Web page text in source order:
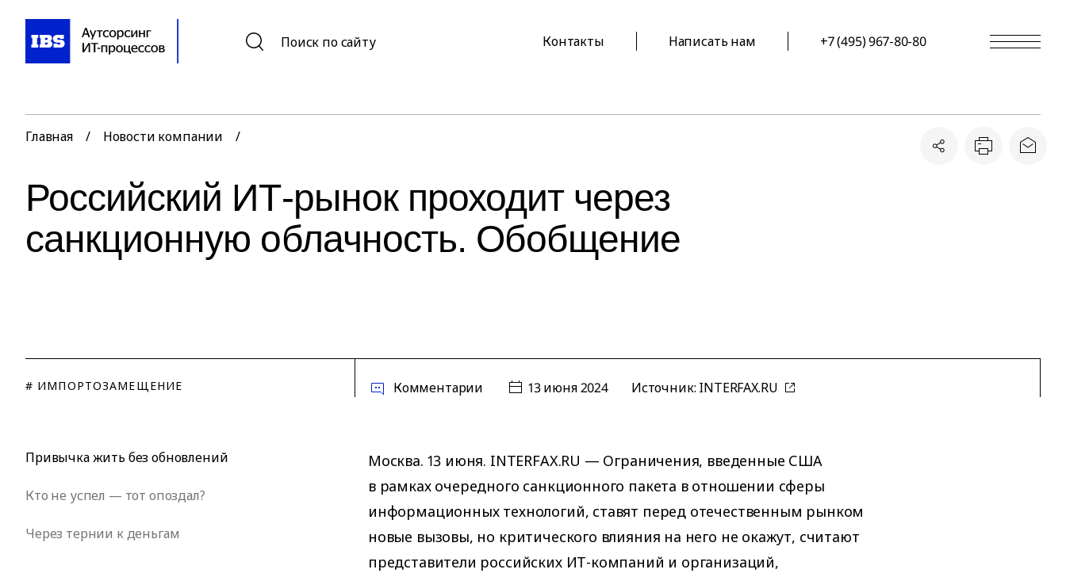
Поиск по сайту Контакты Написать нам +7 (495) 967-80-80
Главная / Новости компании /
Российский ИТ-рынок проходит через
санкционную облачность. Обобщение
# ИМПОРТОЗАМЕЩЕНИЕ Комментарии 13 июня 2024 Источник: INTERFAX.RU
Привычка жить без обновлений
Кто не успел — тот опоздал?
Через тернии к деньгам
Москва. 13 июня. INTERFAX.RU — Ограничения, введенные США
в рамках очередного санкционного пакета в отношении сферы
информационных технологий, ставят перед отечественным рынком
новые вызовы, но критического влияния на него не окажут, считают
представители российских ИТ-компаний и организаций,